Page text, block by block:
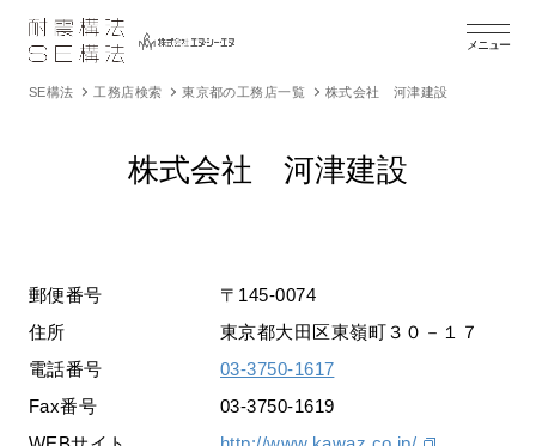
メニュー
SE構法 工務店検索 東京都の工務店一覧 株式会社 河津建設
株式会社 河津建設
郵便番号
〒145-0074
住所
東京都大田区東嶺町３０－１７
電話番号
03-3750-1617
Fax番号
03-3750-1619